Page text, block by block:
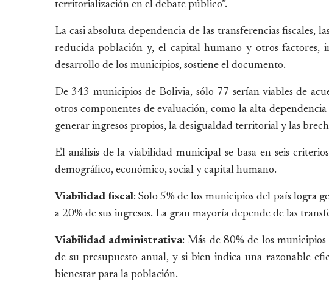
territorialización en el debate público”.
La casi absoluta dependencia de las transferencias fiscales,
reducida población y, el capital humano y otros factores,
desarrollo de los municipios, sostiene el documento.
De 343 municipios de Bolivia, sólo 77 serían viables de
otros componentes de evaluación, como la alta
generar ingresos propios, la desigualdad territorial y las
El análisis de la viabilidad municipal se basa en seis
demográfico, económico, social y capital humano.
Viabilidad fiscal: Solo 5% de los municipios del país logra
a 20% de sus ingresos. La gran mayoría depende de las
Viabilidad administrativa: Más de 80% de los
de su presupuesto anual, y si bien indica una razonable
bienestar para la población.